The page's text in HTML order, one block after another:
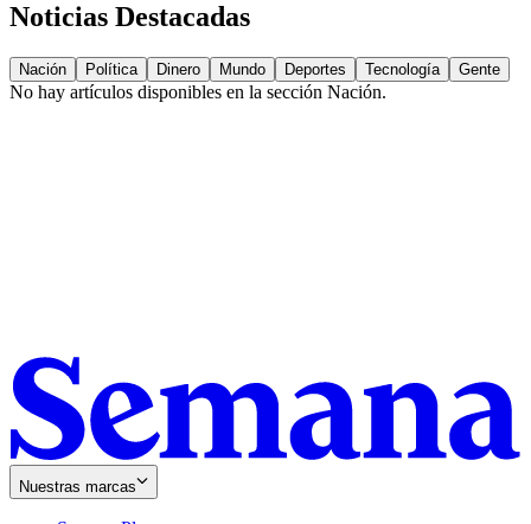
Noticias Destacadas
Nación Política Dinero Mundo Deportes Tecnología Gente
No hay artículos disponibles en la sección Nación.
Nuestras marcas